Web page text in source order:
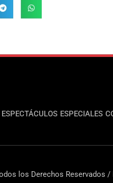
ESPECTÁCULOS ESPECIALES
los Derechos Reservados